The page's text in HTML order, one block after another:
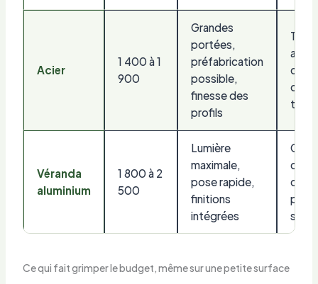
Acier
1 400 à 1
900
Grandes
portées,
préfabrication
possible,
finesse des
profils
des
Véranda
aluminium
1 800 à 2
500
Lumière
maximale,
pose rapide,
finitions
intégrées
du
Ce qui fait grimper le budget, même sur une petite surface